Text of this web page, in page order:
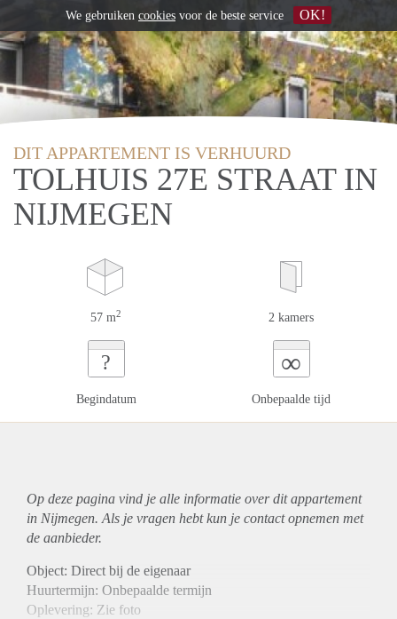
DIT APPARTEMENT IS VERHUURD
TOLHUIS 27E STRAAT IN
NIJMEGEN
57 m2 2 kamers
?
Begindatum
∞
Onbepaalde tijd
Op deze pagina vind je alle informatie over ditappartement
in Nijmegen. Als je vragen hebt kun je contact opnemen met
de aanbieder.
Object: Direct bij de eigenaar
Huurtermijn: Onbepaalde termijn
Oplevering: Zie foto
We gebruiken cookies voor de beste service OK!